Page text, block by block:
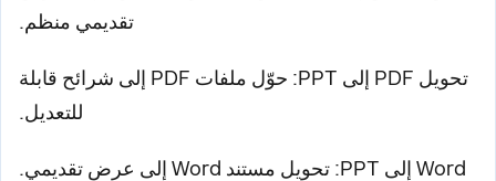
تقديمي منظم.
تحويل PDF إلى PPT: حوّل ملفات PDF إلى شرائح قابلة
للتعديل.
Word إلى PPT: تحويل مستند Word إلى عرض تقديمي.